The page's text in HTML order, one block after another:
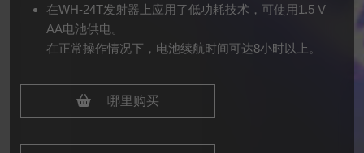
在WH-24T发射器上应用了低功耗技术，可使用1.5 V
AA电池供电。
在正常操作情况下，电池续航时间可达8小时以上。
哪里购买